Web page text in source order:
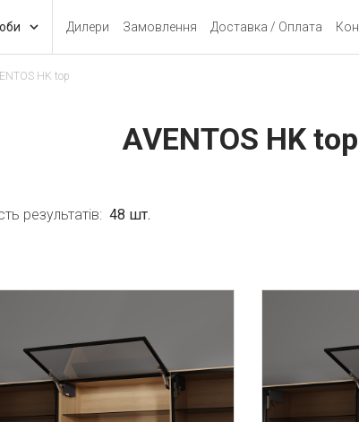
Дилери Замовлення Доставка / Оплата
HK top
AVENTOS HK top
результатів: 48 шт.